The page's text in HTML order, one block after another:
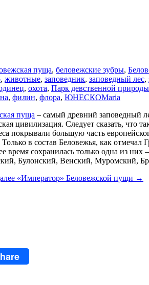
пуща, беловежские зубры,
, животные, заповедник, заповедный лес,
, охота, Парк девственной природы
, филин, флора, ЮНЕСКОMaria
пуща – самый древний заповедный
цивилизация. Следует сказать, что
покрывали большую часть
в состав Беловежья, как
время сохранилась только одна из них –
Булонский, Венский, Муромский,
«Император» Беловежской пущи →